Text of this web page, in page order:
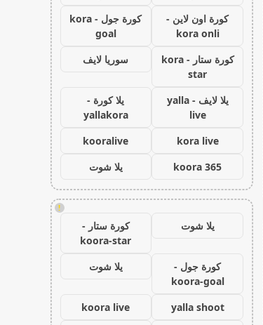
كورة اون لاين -
kora onli
كورة جول - kora
goal
كورة ستار - kora
star
سوريا لايف
يلا لايف - yalla
live
يلا كورة -
yallakora
kora live
kooralive
koora 365
يلا شوت
!
يلا شوت
كورة ستار -
koora-star
كورة جول -
koora-goal
يلا شوت
yalla shoot
koora live